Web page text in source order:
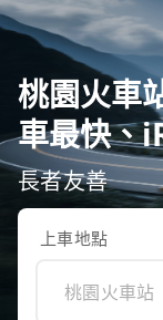
桃園火車
車最快、
長者友善
上車地點